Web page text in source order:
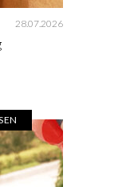
28.07.2026